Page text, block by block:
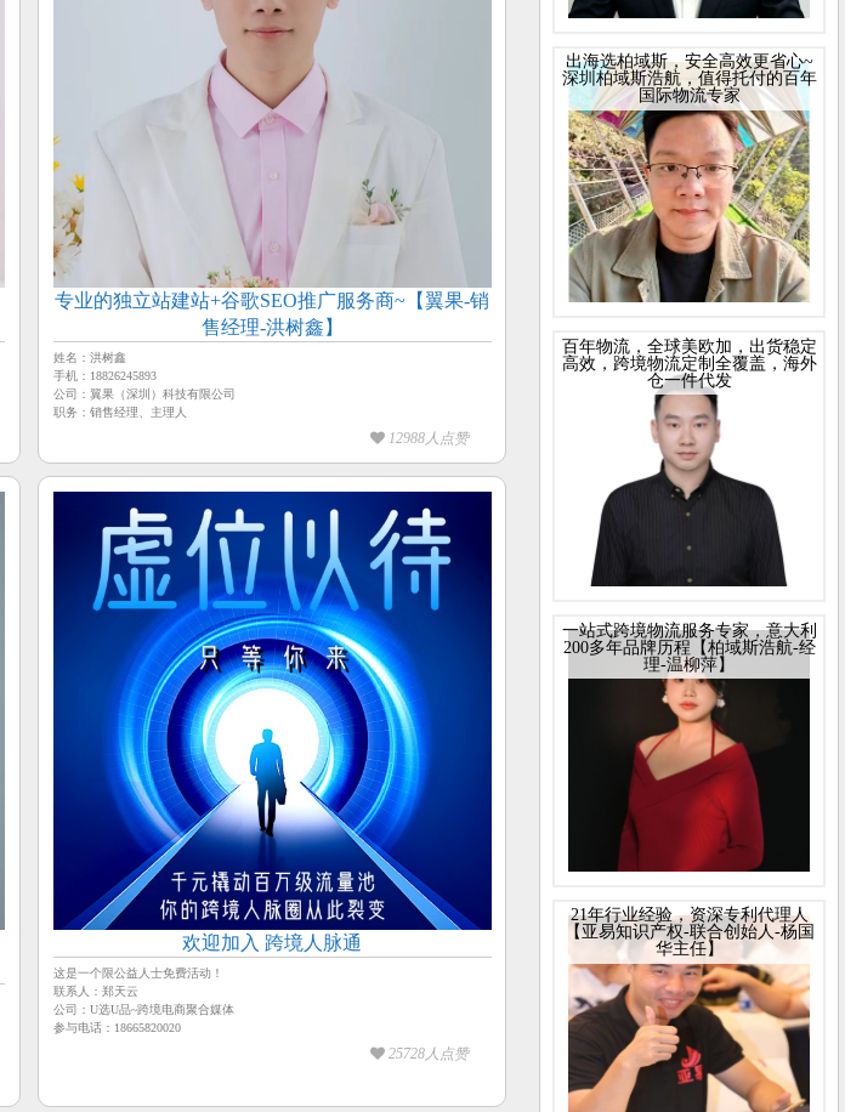
专业的独立站建站+谷歌SEO推广服务商~【翼果-销
售经理-洪树鑫】
姓名：洪树鑫
手机：18826245893
公司：翼果（深圳）科技有限公司
职务：销售经理、主理人
12988人点赞
欢迎加入 跨境人脉通
这是一个限公益人士免费活动！
联系人：郑天云
公司：U选U品~跨境电商聚合媒体
参与电话：18665820020
25728人点赞
出海选柏域斯，安全高效更省心~
深圳柏域斯浩航，值得托付的百年
国际物流专家
百年物流，全球美欧加，出货稳定
高效，跨境物流定制全覆盖，海外
仓一件代发
一站式跨境物流服务专家，意大利
200多年品牌历程【柏域斯浩航-经
理-温柳萍】
21年行业经验，资深专利代理人
【亚易知识产权-联合创始人-杨国
华主任】